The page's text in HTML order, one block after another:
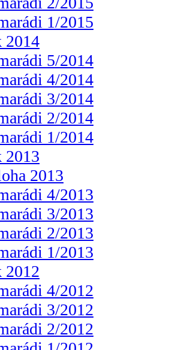
1/2015
2014
5/2014
4/2014
3/2014
2/2014
1/2014
2013
2013
4/2013
3/2013
2/2013
1/2013
2012
4/2012
3/2012
2/2012